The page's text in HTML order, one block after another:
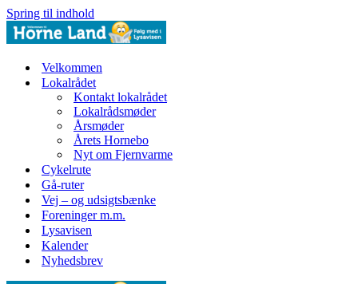
Spring til indhold
Velkommen
Lokalrådet
Kontakt lokalrådet
Lokalrådsmøder
Årsmøder
Årets Hornebo
Nyt om Fjernvarme
Cykelrute
Gå-ruter
Vej – og udsigtsbænke
Foreninger m.m.
Lysavisen
Kalender
Nyhedsbrev